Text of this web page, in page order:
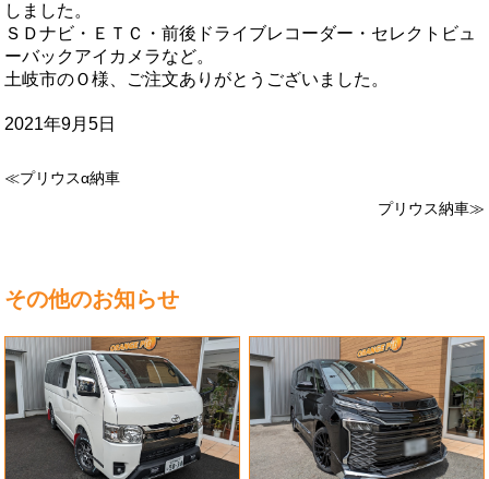
しました。
ＳＤナビ・ＥＴＣ・前後ドライブレコーダー・セレクトビュ
ーバックアイカメラなど。
土岐市のＯ様、ご注文ありがとうございました。
2021年9月5日
≪プリウスα納車
プリウス納車≫
その他のお知らせ